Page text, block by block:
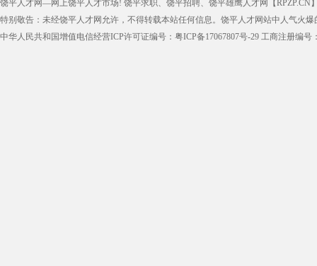
饶平人才网—网上饶平人才市场! 饶平求职、饶平招聘、饶平雄鹰人才网【RPZP.CN
特别敬告：未经饶平人才网允许，不得转载本站任何信息。饶平人才网站中人气火
中华人民共和国增值电信经营ICP许可证编号：粤ICP备17067807号-29 工商注册编号